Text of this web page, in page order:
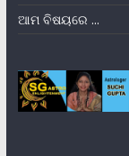
ଆମ ବିଷୟରେ ...